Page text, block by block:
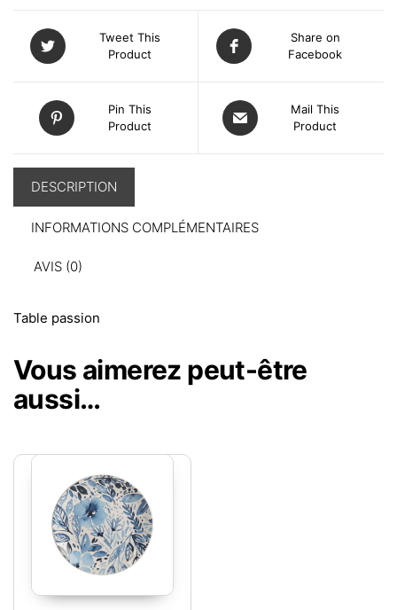
Tweet This
Product
Share on
Facebook
Pin This
Product
Mail This
Product
DESCRIPTION
INFORMATIONS COMPLÉMENTAIRES
AVIS (0)
Table passion
Vous aimerez peut-être
aussi…